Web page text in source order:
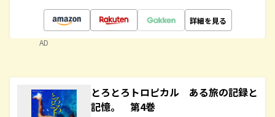
詳細を見る
AD
とろとろトロピカル ある旅の記録と
記憶。 第4巻